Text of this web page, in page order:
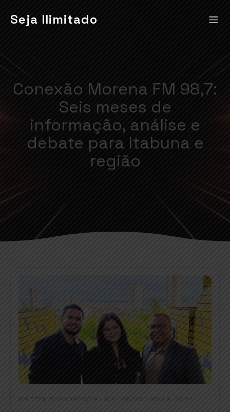
Seja Ilimitado
Conexão Morena FM 98,7:
Seis meses de
informação, análise e
debate para Itabuna e
região
WRITTEN BYANDREYVER LIMA ONJANEIRO 29, 2024